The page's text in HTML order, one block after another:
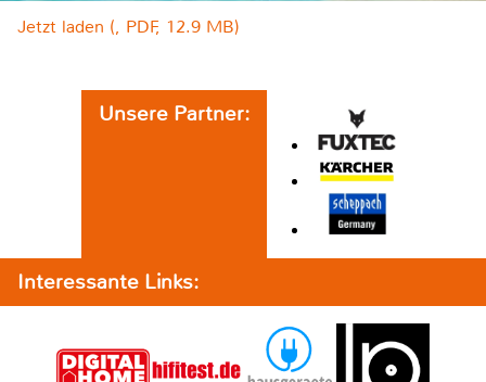
Jetzt laden (, PDF, 12.9 MB)
Unsere Partner:
Interessante Links: